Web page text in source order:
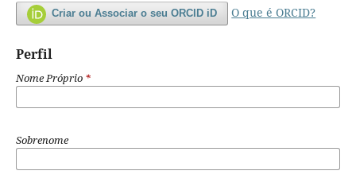
Criar ou Associar o seu ORCID iD O que é ORCID?
Perfil
Nome Próprio *
Sobrenome